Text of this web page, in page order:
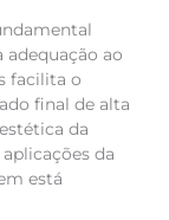
adequação ao
facilita o
final de alta
da
da
está